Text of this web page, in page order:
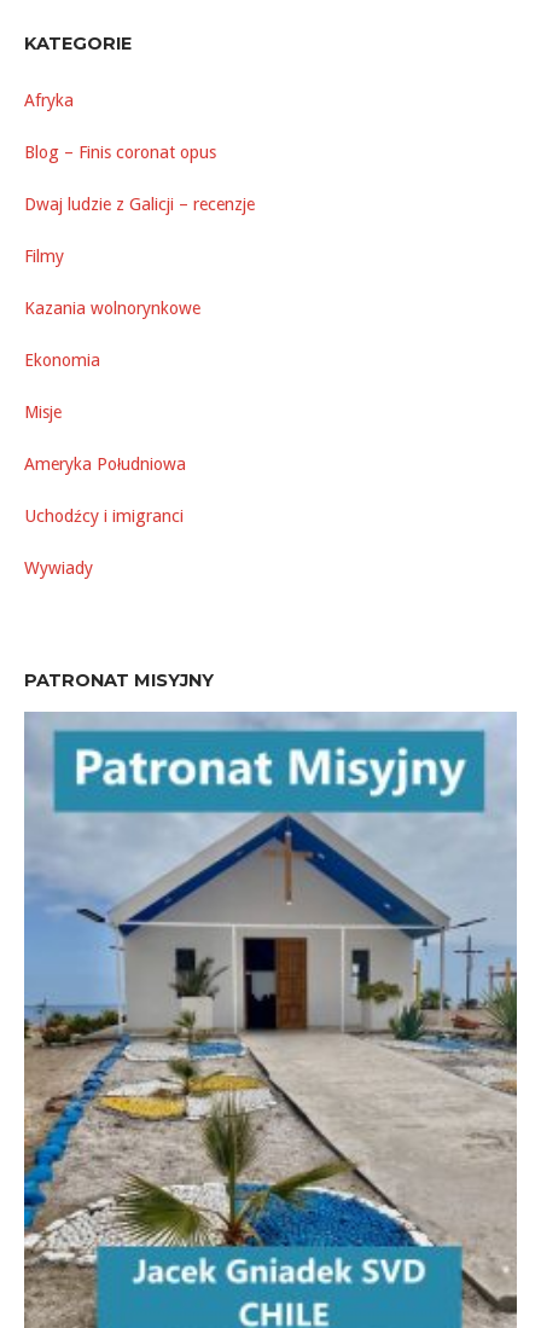
KATEGORIE
Afryka
Blog – Finis coronat opus
Dwaj ludzie z Galicji – recenzje
Filmy
Kazania wolnorynkowe
Ekonomia
Misje
Ameryka Południowa
Uchodźcy i imigranci
Wywiady
PATRONAT MISYJNY